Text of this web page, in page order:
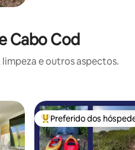
Cabo Cod
e outros aspectos.
Entre os melhores
Preferido dos